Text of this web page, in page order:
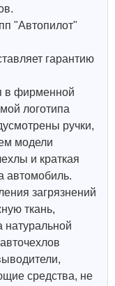
"Автопилот"
гарантию
в фирменной
логотипа
ручки,
модели
и краткая
автомобиль.
загрязнений
ткань,
натуральной
средства, не